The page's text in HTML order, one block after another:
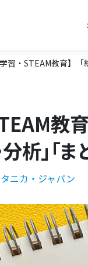
学習・STEAM教育】
教
析」「
ニカ・ジャパン